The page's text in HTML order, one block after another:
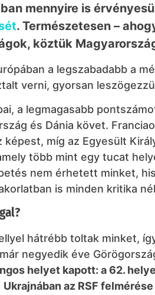
mennyire is
. Természetesen –
köztük
a legszabadabb a
verni, gyorsan
a legmagasabb
és Dánia követ.
míg az Egyesült
több mint egy tucat
nem érhetett minket,
is minden kritika
hátrébb toltak minket,
negyedik éve
helyet kapott: a 62.
Ukrajnában az RSF